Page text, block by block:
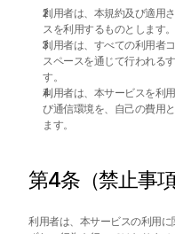
利用者は、本規約及び適用
スを利用するものとします。
利用者は、すべての利用者
スペースを通じて行われる
す。
利用者は、本サービスを利
び通信環境を、自己の費用
ます。
第4条（禁止事項
利用者は、本サービスの利用